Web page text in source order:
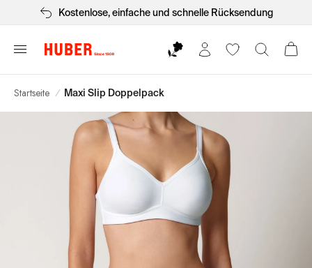
Kostenlose, einfache und schnelle Rücksendung
Startseite / Maxi Slip Doppelpack